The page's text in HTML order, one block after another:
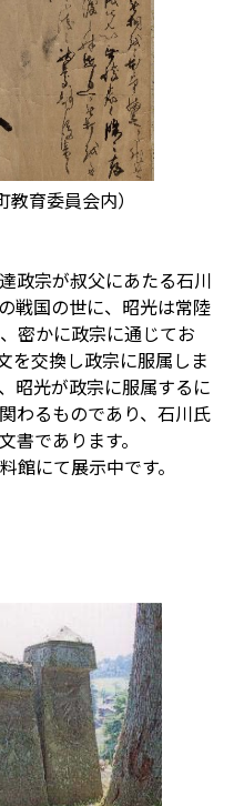
育委員会内）
政宗が叔父にあたる石川
戦国の世に、昭光は常陸
密かに政宗に通じてお
を交換し政宗に服属しま
昭光が政宗に服属するに
わるものであり、石川氏
書であります。
にて展示中です。